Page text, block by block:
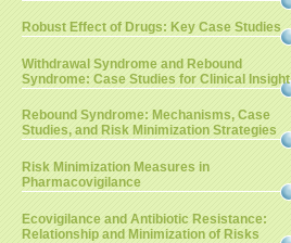
Robust Effect of Drugs: Key Case Studies
Withdrawal Syndrome and Rebound
Syndrome: Case Studies for Clinical Insight
Rebound Syndrome: Mechanisms, Case
Studies, and Risk Minimization Strategies
Risk Minimization Measures in
Pharmacovigilance
Ecovigilance and Antibiotic Resistance:
Relationship and Minimization of Risks